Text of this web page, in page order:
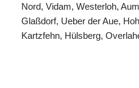
Nord, Vidam, Westerloh,
Glaßdorf, Ueber der Aue,
Kartzfehn, Hülsberg,